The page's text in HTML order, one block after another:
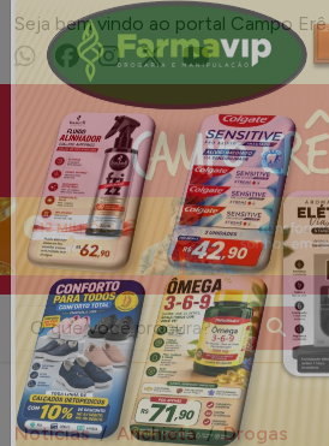
Seja bem vindo ao portal Campo
Campo
Notícias Anchieta Drogas